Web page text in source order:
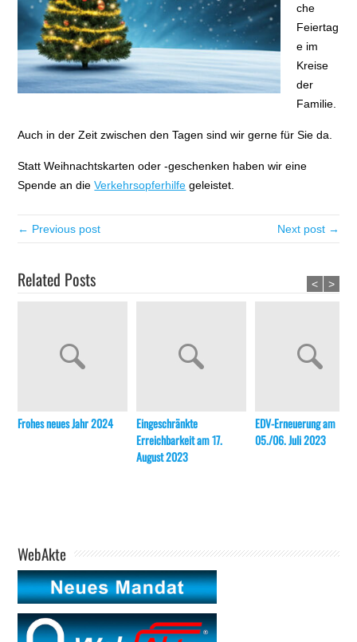
che
Feiertag
e im
Kreise
der
Familie.
Auch in der Zeit zwischen den Tagen sind wir gerne für Sie da.
Statt Weihnachtskarten oder -geschenken haben wir eine
Spende an dieVerkehrsopferhilfe geleistet.
← Previous post Next post →
Related Posts
Frohes neues Jahr 2024
Eingeschränkte
Erreichbarkeit am 17.
August 2023
EDV-Erneuerung am
05./06. Juli 2023
< >
WebAkte